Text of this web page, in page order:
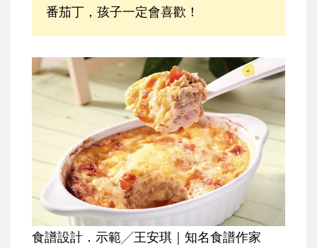
番茄丁，孩子一定會喜歡！
食譜設計．示範╱王安琪｜知名食譜作家